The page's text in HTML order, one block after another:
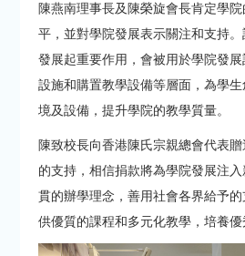
陳燕南理事長及陳榮旋會長肯定學
平，並對學院發展表示關注和支持
發展起重要作用，會被用於學院發
設施和購置教學設備等層面，為學
境及設備，提升學院的教學質量。
陳致校長向香港陳氏宗親總會代表
的支持，相信捐款將為學院發展注
貫的辦學理念，善用社會各界給予
供優質的課程和多元化教學，培養優